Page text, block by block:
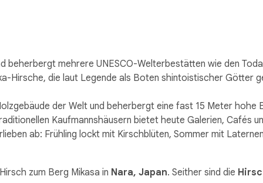
mehrere UNESCO-Welterbestätten wie den
Hirsche, die laut Legende als Boten shintoistischer Götter
der Welt und beherbergt eine fast 15 Meter
Kaufmannshäusern bietet heute Galerien, Cafés
ab: Frühling lockt mit Kirschblüten, Sommer mit
zum Berg Mikasa in Nara, Japan. Seither sind die